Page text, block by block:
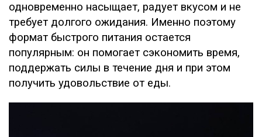
одновременно насыщает, радует вкусом и не
требует долгого ожидания. Именно поэтому
формат быстрого питания остается
популярным: он помогает сэкономить время,
поддержать силы в течение дня и при этом
получить удовольствие от еды.